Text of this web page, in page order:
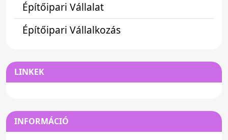
Építőipari Vállalat
Építőipari Vállalkozás
LINKEK
INFORMÁCIÓ